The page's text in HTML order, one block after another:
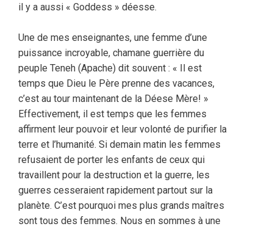
il y a aussi « Goddess » déesse.
Une de mes enseignantes, une femme d’une
puissance incroyable, chamane guerrière du
peuple Teneh (Apache) dit souvent : « Il est
temps que Dieu le Père prenne des vacances,
c’est au tour maintenant de la Déese Mère! »
Effectivement, il est temps que les femmes
affirment leur pouvoir et leur volonté de purifier la
terre et l’humanité. Si demain matin les femmes
refusaient de porter les enfants de ceux qui
travaillent pour la destruction et la guerre, les
guerres cesseraient rapidement partout sur la
planète. C’est pourquoi mes plus grands maîtres
sont tous des femmes. Nous en sommes à une